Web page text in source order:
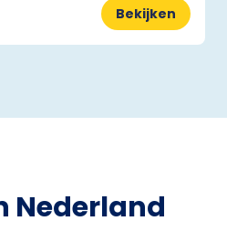
Bekijken
Nederland